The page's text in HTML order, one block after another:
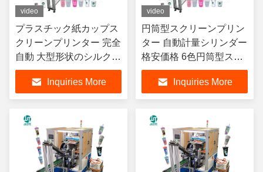
video
プラスチック紙カップス
クリーンプリンター 完全
自動 大型形状のシルクス
クリーン印刷機 奇妙な形
状のカップ シリコン
Inquiries More
video
円筒型スクリーンプリン
ター 自動計量シリンダー
格安価格 6色円筒型スク
リーン印刷機 シルク
Inquiries More